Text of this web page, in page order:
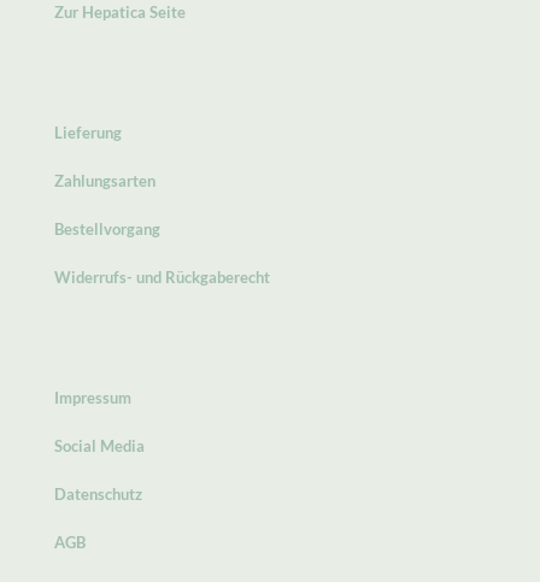
Zur Hepatica Seite
Lieferung
Zahlungsarten
Bestellvorgang
Widerrufs- und Rückgaberecht
Impressum
Social Media
Datenschutz
AGB